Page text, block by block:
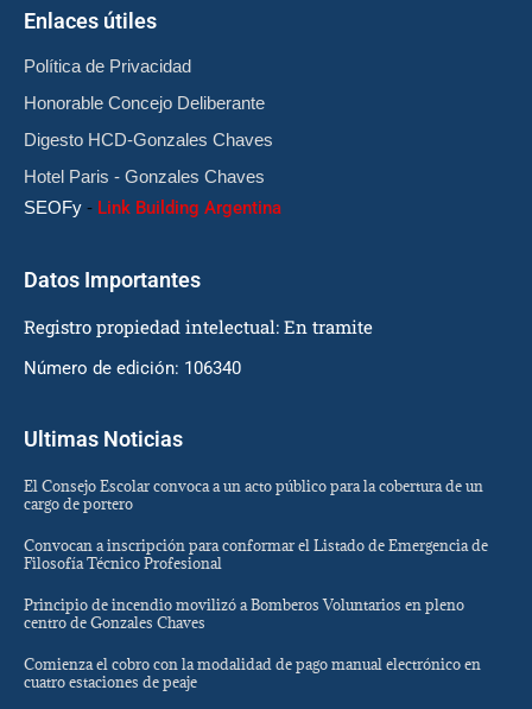
Enlaces útiles
Política de Privacidad
Honorable Concejo Deliberante
Digesto HCD-Gonzales Chaves
Hotel Paris - Gonzales Chaves
SEOFy - Link Building Argentina
Datos Importantes
Registro propiedad intelectual: En tramite
Número de edición: 106340
Ultimas Noticias
El Consejo Escolar convoca a un acto público para la cobertura de un
cargo de portero
Convocan a inscripción para conformar el Listado de Emergencia de
Filosofía Técnico Profesional
Principio de incendio movilizó a Bomberos Voluntarios en pleno
centro de Gonzales Chaves
Comienza el cobro con la modalidad de pago manual electrónico en
cuatro estaciones de peaje